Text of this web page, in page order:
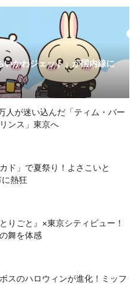
かわジェット」が国内線に
人が迷い込んだ「ティム・バー
ンス」東京へ
ド」で夏祭り！よさこいと
に熱狂
りごと』×東京シティビュー！
舞を体感
スのハロウィンが進化！ミッフ